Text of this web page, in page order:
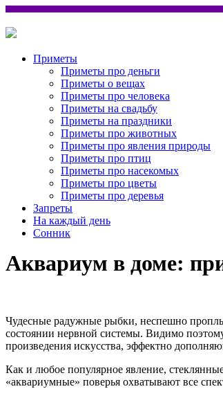
Приметы
Приметы про деньги
Приметы о вещах
Приметы про человека
Приметы на свадьбу
Приметы на праздники
Приметы про животных
Приметы про явления природы
Приметы про птиц
Приметы про насекомых
Приметы про цветы
Приметы про деревья
Запреты
На каждый день
Сонник
Аквариум в доме:
Чудесные радужные рыбки, неспешно
состоянии нервной системы. Видимо
произведения искусства, эффектно
Как и любое популярное явление,
«аквариумные» поверья охватывают все